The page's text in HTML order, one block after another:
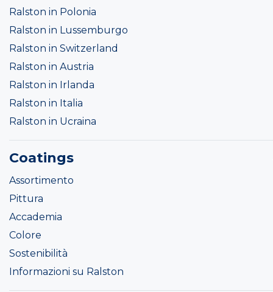
Ralston in Polonia
Ralston in Lussemburgo
Ralston in Switzerland
Ralston in Austria
Ralston in Irlanda
Ralston in Italia
Ralston in Ucraina
Coatings
Assortimento
Pittura
Accademia
Colore
Sostenibilità
Informazioni su Ralston